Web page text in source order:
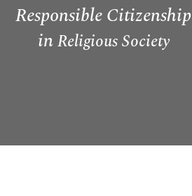
Responsible Citizenship
inReligious Society